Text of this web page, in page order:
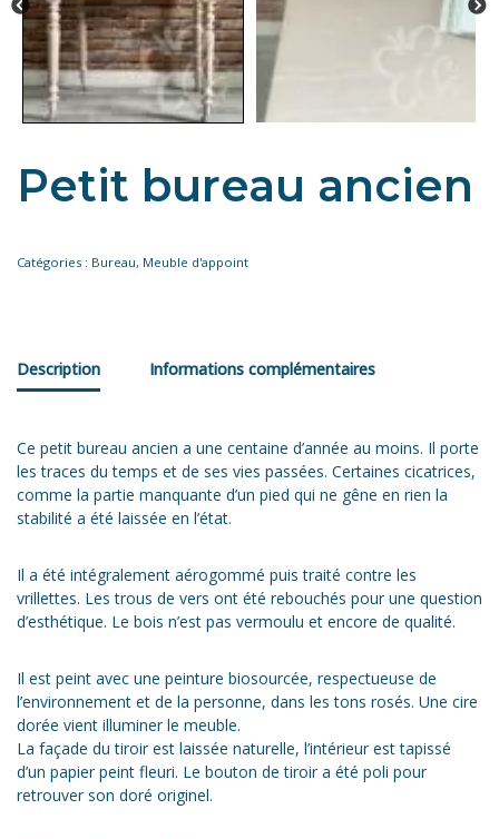
Petit bureau ancien
Catégories : Bureau, Meuble d'appoint
Description Informations complémentaires
Ce petit bureau ancien a une centaine d’année au moins. Il porte
les traces du temps et de ses vies passées. Certaines cicatrices,
comme la partie manquante d’un pied qui ne gêne en rien la
stabilité a été laissée en l’état.
Il a été intégralement aérogommé puis traité contre les
vrillettes. Les trous de vers ont été rebouchés pour une question
d’esthétique. Le bois n’est pas vermoulu et encore de qualité.
Il est peint avec une peinture biosourcée, respectueuse de
l’environnement et de la personne, dans les tons rosés. Une cire
dorée vient illuminer le meuble.
La façade du tiroir est laissée naturelle, l’intérieur est tapissé
d’un papier peint fleuri. Le bouton de tiroir a été poli pour
retrouver son doré originel.